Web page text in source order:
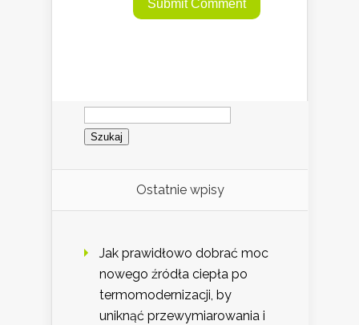
Szukaj:
Ostatnie wpisy
Jak prawidłowo dobrać moc
nowego źródła ciepła po
termomodernizacji, by
uniknąć przewymiarowania i